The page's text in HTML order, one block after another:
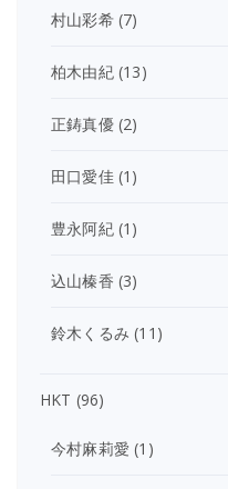
村山彩希(7)
柏木由紀(13)
正鋳真優(2)
田口愛佳(1)
豊永阿紀(1)
込山榛香 (3)
鈴木くるみ (11)
HKT (96)
今村麻莉愛 (1)